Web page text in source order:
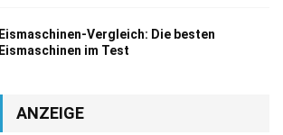
Eismaschinen-Vergleich: Die besten
Eismaschinen im Test
ANZEIGE